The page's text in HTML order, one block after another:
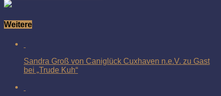
Weitere
Sandra Groß von Caniglück Cuxhaven n.e.V. zu Gast
bei „Trude Kuh“